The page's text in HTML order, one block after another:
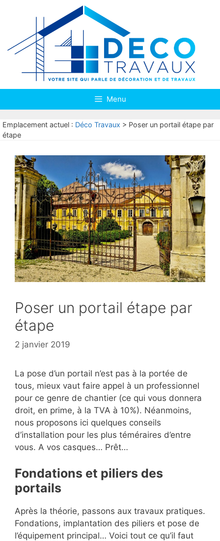
Menu
Emplacement actuel : Déco Travaux > Poser un portail étape par
étape
Poser un portail étape par
étape
2 janvier 2019
La pose d’un portail n’est pas à la portée de
tous, mieux vaut faire appel à un professionnel
pour ce genre de chantier (ce qui vous donnera
droit, en prime, à la TVA à 10%). Néanmoins,
nous proposons ici quelques conseils
d’installation pour les plus téméraires d’entre
vous. A vos casques… Prêt…
Fondations et piliers des
portails
Après la théorie, passons aux travaux pratiques.
Fondations, implantation des piliers et pose de
l’équipement principal… Voici tout ce qu’il faut